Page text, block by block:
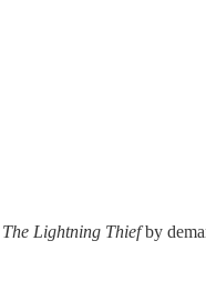
The Lightning Thiefby